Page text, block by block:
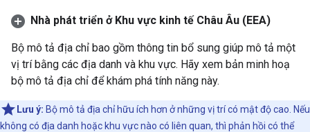
Nhà phát triển ở Khu vực kinh tế Châu Âu (EEA)
Bộ mô tả địa chỉ bao gồm thông tin bổ sung giúp mô tả một
vị trí bằng các địa danh và khu vực. Hãy xem bản minh hoạ
bộ mô tả địa chỉ để khám phá tính năng này.
Lưu ý: Bộ mô tả địa chỉ hữu ích hơn ở những vị trí có mật độ cao. Nếu
không có địa danh hoặc khu vực nào có liên quan, thì phản hồi có thể